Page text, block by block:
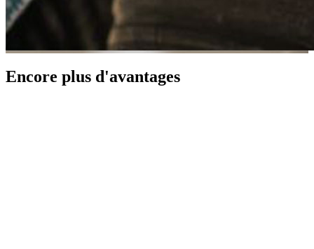
Encore plus d'avantages